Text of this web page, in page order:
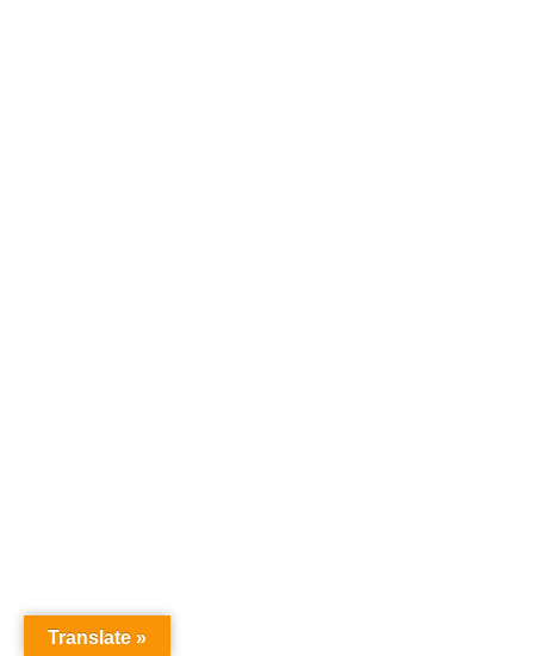
Translate »